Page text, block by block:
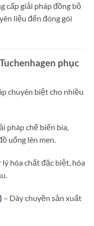
cấp giải pháp đồng bộ
liệu đến đóng gói
phục
chuyên biệt cho nhiều
pháp chế biến bia,
uống lên men.
lý hóa chất đặc biệt, hóa
– Dây chuyền sản xuất